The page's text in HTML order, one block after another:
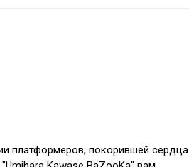
платформеров, покорившей сердца